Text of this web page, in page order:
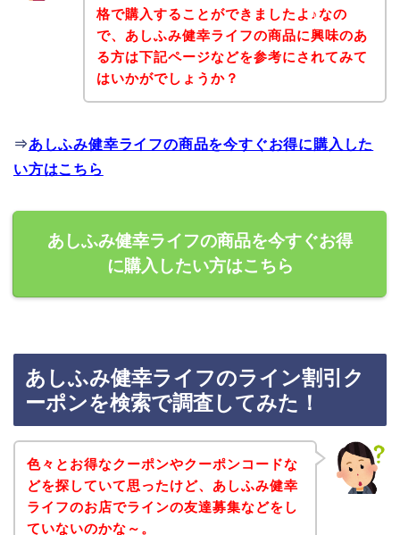
格で購入することができましたよ♪なの
で、あしふみ健幸ライフの商品に興味のあ
る方は下記ページなどを参考にされてみて
はいかがでしょうか？
⇒あしふみ健幸ライフの商品を今すぐお得に購入した
い方はこちら
あしふみ健幸ライフの商品を今すぐお得
に購入したい方はこちら
あしふみ健幸ライフのライン割引ク
ーポンを検索で調査してみた！
色々とお得なクーポンやクーポンコードな
どを探していて思ったけど、あしふみ健幸
ライフのお店でラインの友達募集などをし
ていないのかな～。